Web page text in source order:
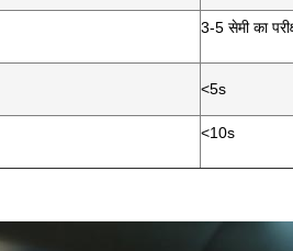
3-5 सेमी का
<5s
<10s